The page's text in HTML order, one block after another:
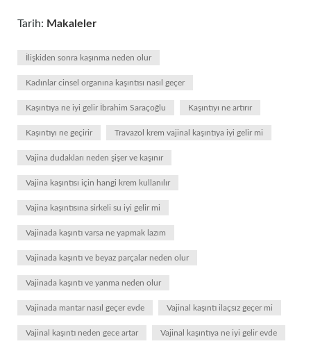
Tarih: Makaleler
İlişkiden sonra kaşınma neden olur
Kadınlar cinsel organına kaşıntısı nasıl geçer
Kaşıntıya ne iyi gelir İbrahim Saraçoğlu Kaşıntıyı ne artırır
Kaşıntıyı ne geçirir Travazol krem vajinal kaşıntıya iyi gelir mi
Vajina dudakları neden şişer ve kaşınır
Vajina kaşıntısı için hangi krem kullanılır
Vajina kaşıntısına sirkeli su iyi gelir mi
Vajinada kaşıntı varsa ne yapmak lazım
Vajinada kaşıntı ve beyaz parçalar neden olur
Vajinada kaşıntı ve yanma neden olur
Vajinada mantar nasıl geçer evde Vajinal kaşıntı ilaçsız geçer mi
Vajinal kaşıntı neden gece artar Vajinal kaşıntıya ne iyi gelir evde